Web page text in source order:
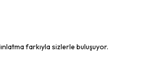
farkıyla sizlerle buluşuyor.